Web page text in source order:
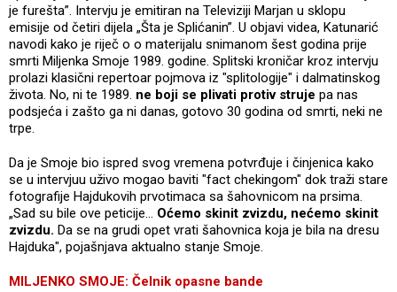
je furešta”. Intervju je emitiran na Televiziji Marjan u sklopu
emisije od četiri dijela „Šta je Splićanin”. U objavi videa, Katunarić
navodi kako je riječ o o materijalu snimanom šest godina prije
smrti Miljenka Smoje 1989. godine. Splitski kroničar kroz intervju
prolazi klasični repertoar pojmova iz "splitologije" i dalmatinskog
života. No, ni te 1989. ne boji se plivati protiv struje pa nas
podsjeća i zašto ga ni danas, gotovo 30 godina od smrti, neki ne
trpe.
Da je Smoje bio ispred svog vremena potvrđuje i činjenica kako
se u intervjuu uživo mogao baviti "fact chekingom" dok traži stare
fotografije Hajdukovih prvotimaca sa šahovnicom na prsima.
„Sad su bile ove peticije... Oćemo skinit zvizdu, nećemo skinit
zvizdu. Da se na grudi opet vrati šahovnica koja je bila na dresu
Hajduka", pojašnjava aktualno stanje Smoje.
MILJENKO SMOJE: Čelnik opasne bande